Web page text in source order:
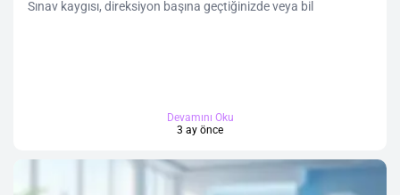
Sınav kaygısı, direksiyon başına geçtiğinizde veya bil
Devamını Oku
3 ay önce